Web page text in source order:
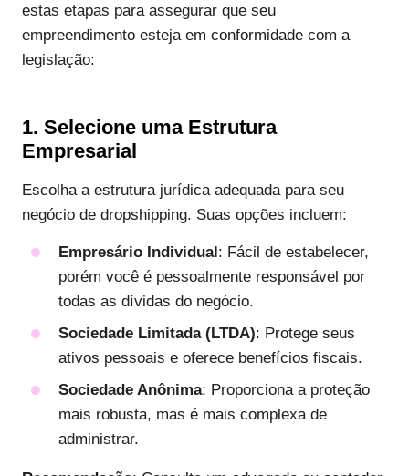
estas etapas para assegurar que seu
empreendimento esteja em conformidade com a
legislação:
1. Selecione uma Estrutura
Empresarial
Escolha a estrutura jurídica adequada para seu
negócio de dropshipping. Suas opções incluem:
Empresário Individual : Fácil de estabelecer,
porém você é pessoalmente responsável por
todas as dívidas do negócio.
Sociedade Limitada (LTDA): Protege seus
ativos pessoais e oferece benefícios fiscais.
Sociedade Anônima: Proporciona a proteção
mais robusta, mas é mais complexa de
administrar.